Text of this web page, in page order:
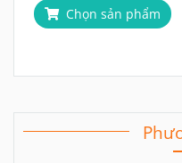
Chọn sản phẩm